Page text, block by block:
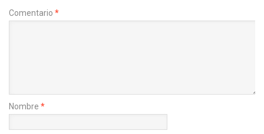
Comentario *
Nombre *